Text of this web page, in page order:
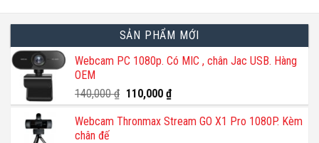
nhiều
thể.
chọn
SẢN PHẨM MỚI
Webcam PC 1080p. Có MIC , chân Jac USB. Hàng
OEM
140,000₫ Giá
gốc
là:
110,000 ₫Giá
hiện
tại
Webcam Thronmax Stream GO X1 Pro 1080P. Kèm
chân đế